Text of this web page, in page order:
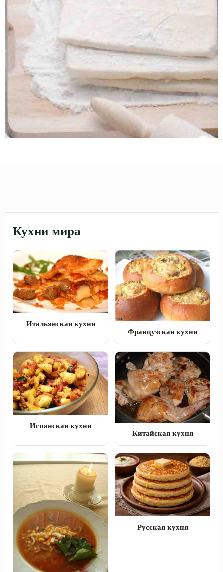
Кухни мира
Итальянская кухня
Французская кухня
Испанская кухня
Китайская кухня
Русская кухня